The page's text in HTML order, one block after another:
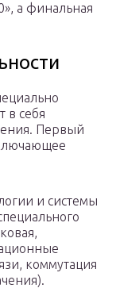
а финальная
в себя
Первый
и системы
коммутация